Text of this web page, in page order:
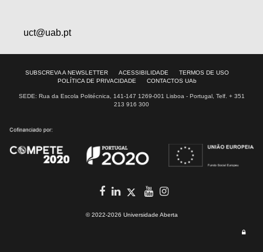
uct@uab.pt
SUBSCREVA A NEWSLETTER ACESSIBILIDADE
TERMOS DE USO
POLÍTICA DE PRIVACIDADE
CONTACTOS UAb
SEDE: Rua da Escola Politécnica, 141-147 1269-001 Lisboa - Portugal, Telf. + 351
213 916 300
Twitter
© 2022-2026 Universidade Aberta